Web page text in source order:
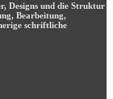
Designs und die Struktur
Bearbeitung,
schriftliche